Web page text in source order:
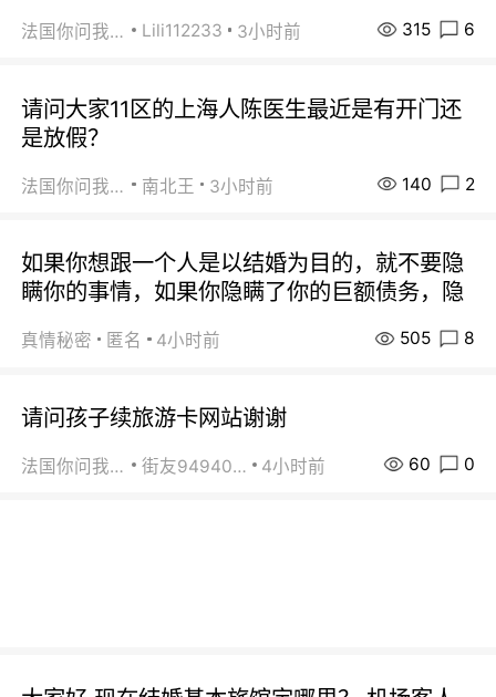
法国你问我答 Lili112233 3小时前 315 6
请问大家11区的上海人陈医生最近是有开门还
是放假？
法国你问我答 南北王 3小时前 140 2
如果你想跟一个人是以结婚为目的，就不要隐
瞒你的事情，如果你隐瞒了你的巨额债务，隐
真情秘密 匿名 4小时前 505 8
请问孩子续旅游卡网站谢谢
法国你问我答 街友94940663 4小时前 60 0